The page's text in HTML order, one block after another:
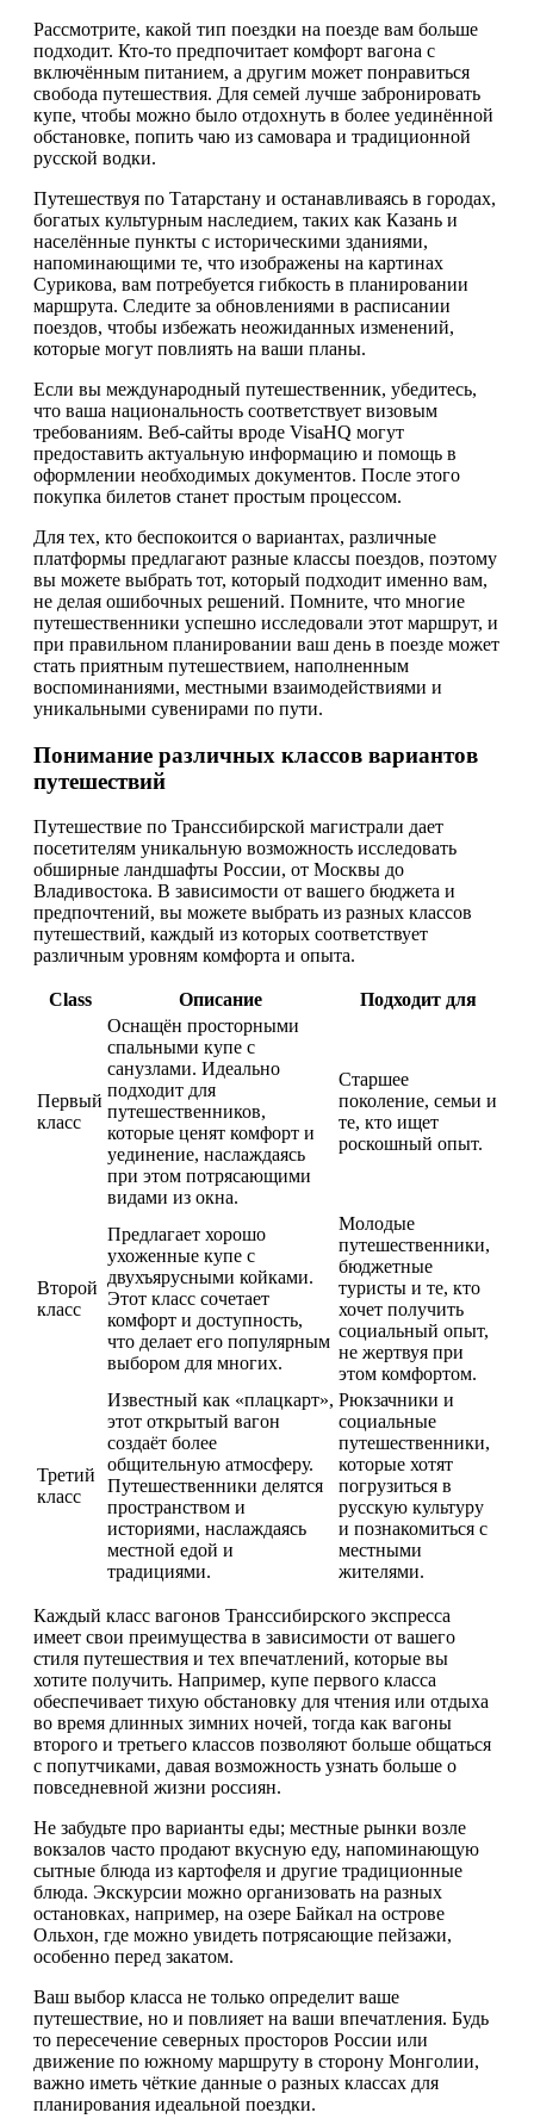
Рассмотрите, какой тип поездки на поезде вам больше
подходит. Кто-то предпочитает комфорт вагона с
включённым питанием, а другим может понравиться
свобода путешествия. Для семей лучше забронировать
купе, чтобы можно было отдохнуть в более уединённой
обстановке, попить чаю из самовара и традиционной
русской водки.
Путешествуя по Татарстану и останавливаясь в городах,
богатых культурным наследием, таких как Казань и
населённые пункты с историческими зданиями,
напоминающими те, что изображены на картинах
Сурикова, вам потребуется гибкость в планировании
маршрута. Следите за обновлениями в расписании
поездов, чтобы избежать неожиданных изменений,
которые могут повлиять на ваши планы.
Если вы международный путешественник, убедитесь,
что ваша национальность соответствует визовым
требованиям. Веб-сайты вроде VisaHQ могут
предоставить актуальную информацию и помощь в
оформлении необходимых документов. После этого
покупка билетов станет простым процессом.
Для тех, кто беспокоится о вариантах, различные
платформы предлагают разные классы поездов, поэтому
вы можете выбрать тот, который подходит именно вам,
не делая ошибочных решений. Помните, что многие
путешественники успешно исследовали этот маршрут, и
при правильном планировании ваш день в поезде может
стать приятным путешествием, наполненным
воспоминаниями, местными взаимодействиями и
уникальными сувенирами по пути.
Понимание различных классов вариантов
путешествий
Путешествие по Транссибирской магистрали дает
посетителям уникальную возможность исследовать
обширные ландшафты России, от Москвы до
Владивостока. В зависимости от вашего бюджета и
предпочтений, вы можете выбрать из разных классов
путешествий, каждый из которых соответствует
различным уровням комфорта и опыта.
Class Описание Подходит для
Первый
класс
Оснащён просторными
спальными купе с
санузлами. Идеально
подходит для
путешественников,
которые ценят комфорт и
уединение, наслаждаясь
при этом потрясающими
видами из окна.
Старшее
поколение, семьи и
те, кто ищет
роскошный опыт.
Второй
класс
Предлагает хорошо
ухоженные купе с
двухъярусными койками.
Этот класс сочетает
комфорт и доступность,
что делает его популярным
выбором для многих.
Молодые
путешественники,
бюджетные
туристы и те, кто
хочет получить
социальный опыт,
не жертвуя при
этом комфортом.
Третий
класс
Известный как «плацкарт»,
этот открытый вагон
создаёт более
общительную атмосферу.
Путешественники делятся
пространством и
историями, наслаждаясь
местной едой и
традициями.
Рюкзачники и
социальные
путешественники,
которые хотят
погрузиться в
русскую культуру
и познакомиться с
местными
жителями.
Каждый класс вагонов Транссибирского экспресса
имеет свои преимущества в зависимости от вашего
стиля путешествия и тех впечатлений, которые вы
хотите получить. Например, купе первого класса
обеспечивает тихую обстановку для чтения или отдыха
во время длинных зимних ночей, тогда как вагоны
второго и третьего классов позволяют больше общаться
с попутчиками, давая возможность узнать больше о
повседневной жизни россиян.
Не забудьте про варианты еды; местные рынки возле
вокзалов часто продают вкусную еду, напоминающую
сытные блюда из картофеля и другие традиционные
блюда. Экскурсии можно организовать на разных
остановках, например, на озере Байкал на острове
Ольхон, где можно увидеть потрясающие пейзажи,
особенно перед закатом.
Ваш выбор класса не только определит ваше
путешествие, но и повлияет на ваши впечатления. Будь
то пересечение северных просторов России или
движение по южному маршруту в сторону Монголии,
важно иметь чёткие данные о разных классах для
планирования идеальной поездки.